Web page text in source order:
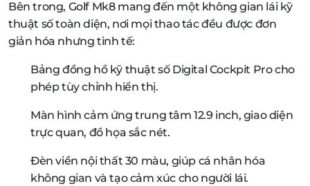
Bên trong, Golf Mk8 mang đến một không gian lái kỹ
thuật số toàn diện, nơi mọi thao tác đều được đơn
giản hóa nhưng tinh tế:
Bảng đồng hồ kỹ thuật số Digital Cockpit Pro cho
phép tùy chỉnh hiển thị.
Màn hình cảm ứng trung tâm 12.9 inch, giao diện
trực quan, đồ họa sắc nét.
Đèn viền nội thất 30 màu, giúp cá nhân hóa
không gian và tạo cảm xúc cho người lái.